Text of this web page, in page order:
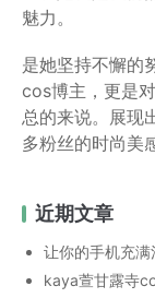
魅力。
是她坚持不懈的
cos博主，更是
总的来说。展现
多粉丝的时尚美
近期文章
让你的手机充
kaya萱甘露寺